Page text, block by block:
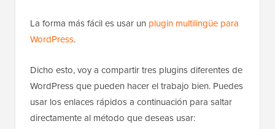
La forma más fácil es usar un plugin multilingüe para
WordPress.
Dicho esto, voy a compartir tres plugins diferentes de
WordPress que pueden hacer el trabajo bien. Puedes
usar los enlaces rápidos a continuación para saltar
directamente al método que deseas usar: